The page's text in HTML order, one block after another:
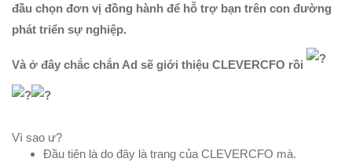
đầu chọn đơn vị đồng hành để hỗ trợ bạn trên con đường
phát triển sự nghiệp.
Và ở đây chắc chắn Ad sẽ giới thiệu CLEVERCFO rồi
Vì sao ư?
Đầu tiên là do đây là trang của CLEVERCFO mà.